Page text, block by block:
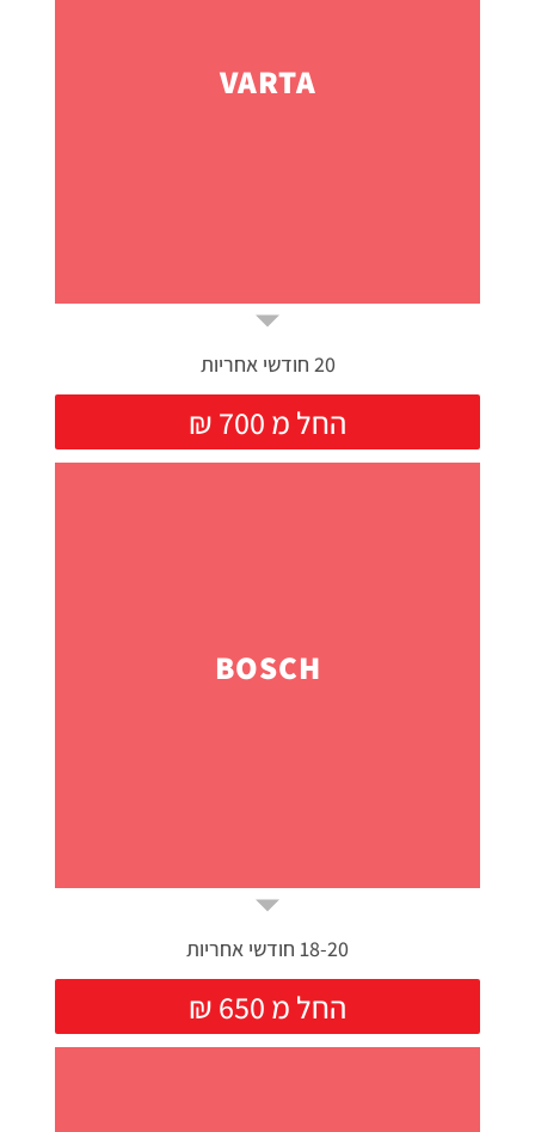
VARTA
20 חודשי אחריות
₪ החל מ 700
BOSCH
18-20 חודשי אחריות
₪ החל מ 650